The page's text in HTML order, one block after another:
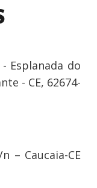
Esplanada do
- CE, 62674-
– Caucaia-CE